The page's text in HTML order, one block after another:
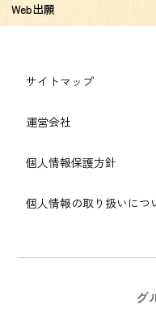
Web出願
サイトマップ
運営会社
個人情報保護方針
個人情報の取り扱いにつ
グ